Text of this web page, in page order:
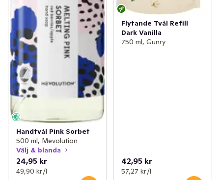
Handtvål Pink Sorbet
500 ml, Mevolution
Välj & blanda
24,95 kr
49,90 kr /l
Flytande Tvål Refill
Dark Vanilla
750 ml, Gunry
42,95 kr
57,27 kr /l